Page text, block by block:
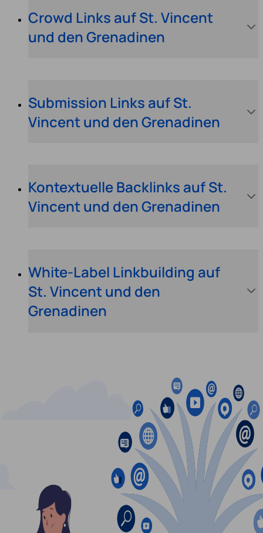
Crowd Links auf St. Vincent
und den Grenadinen
Submission Links auf St.
Vincent und den Grenadinen
Kontextuelle Backlinks auf St.
Vincent und den Grenadinen
White-Label Linkbuilding auf
St. Vincent und den
Grenadinen